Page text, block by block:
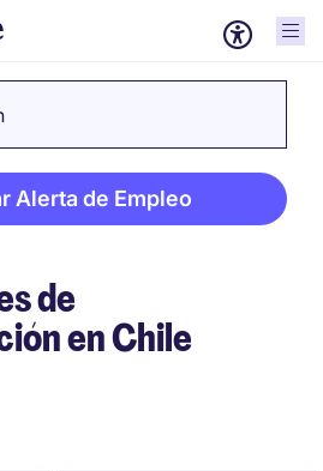
Alerta de Empleo
de
en Chile